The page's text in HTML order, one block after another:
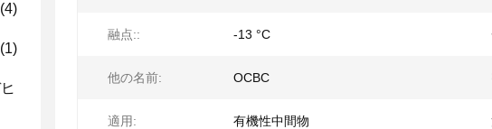
(4)
(1)
融点:: -13 °C
他の名前: OCBC
適用: 有機性中間物